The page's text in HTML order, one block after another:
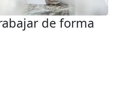
de forma